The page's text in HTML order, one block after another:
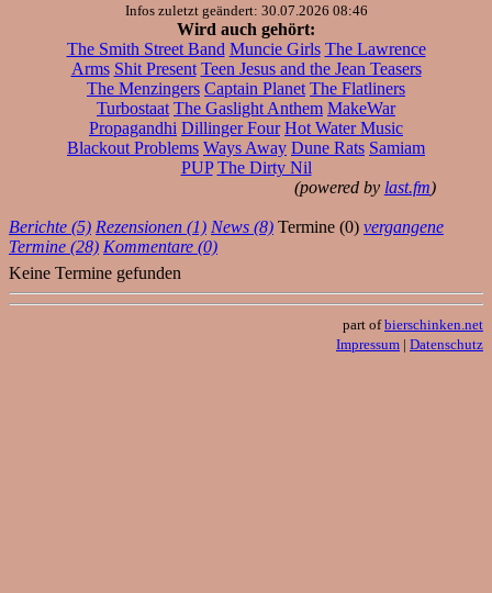
Infos zuletzt geändert: 30.07.2026 08:46
Wird auch gehört:
The Smith Street Band Muncie Girls The Lawrence
Arms Shit Present Teen Jesus and the Jean Teasers
The Menzingers Captain Planet The Flatliners
Turbostaat The Gaslight Anthem MakeWar
Propagandhi Dillinger Four Hot Water Music
Blackout Problems Ways Away Dune Rats Samiam
PUP The Dirty Nil
(powered by last.fm)
Berichte (5) Rezensionen (1) News (8) Termine (0) vergangene
Termine (28) Kommentare (0)
Keine Termine gefunden
part ofbierschinken.net
Impressum | Datenschutz